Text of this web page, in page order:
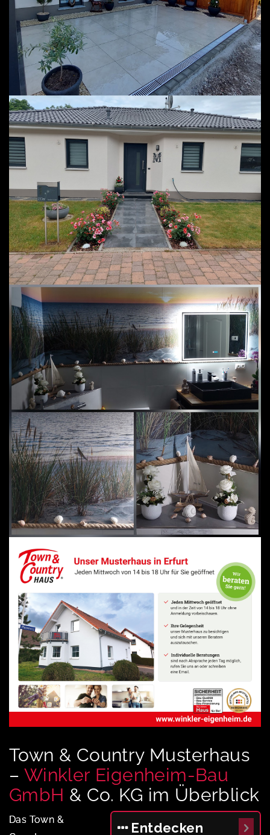
Town & Country Musterhaus
– Winkler Eigenheim-Bau
GmbH & Co. KG im Überblick
Entdecken
Das Town &